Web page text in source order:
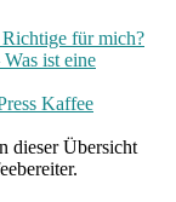
für mich?
ist eine
Kaffee
dieser Übersicht